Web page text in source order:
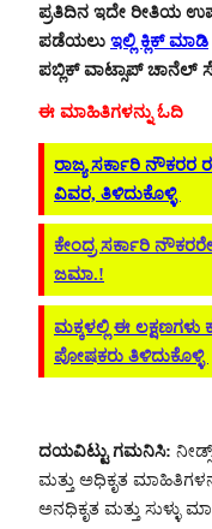
ಪ್ರತಿದಿನ ಇದೇ ರೀತಿಯ
ಪಡೆಯಲು ಇಲ್ಲಿ ಕ್ಲಿಕ್ ಮಾಡಿ
ಪಬ್ಲಿಕ್ ವಾಟ್ಸಾಪ್ ಚಾನೆಲ್
ಈ ಮಾಹಿತಿಗಳನ್ನು ಓದಿ
ರಾಜ್ಯ ಸರ್ಕಾರಿ ನೌಕರರ
ವಿವರ, ತಿಳಿದುಕೊಳ್ಳಿ
ಕೇಂದ್ರ ಸರ್ಕಾರಿ
ಜಮಾ.!
ಮಕ್ಕಳಲ್ಲಿ ಈ
ಪೋಷಕರು ತಿಳಿದುಕೊಳ್ಳಿ
ದಯವಿಟ್ಟು ಗಮನಿಸಿ:
ಮತ್ತು ಅಧಿಕೃತ
ಅನಧಿಕೃತ ಮತ್ತು ಸುಳ್ಳು